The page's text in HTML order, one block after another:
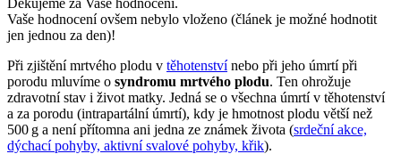
Vaše hodnocení ovšem nebylo vloženo (článek je možné hodnotit
jen jednou za den)!
Při zjištění mrtvého plodu v těhotenstvínebo při jeho úmrtí při
porodu mluvíme o syndromu mrtvého plodu. Ten ohrožuje
zdravotní stav i život matky. Jedná se o všechna úmrtí v těhotenství
a za porodu (intrapartální úmrtí), kdy je hmotnost plodu větší než
500 g a není přítomna ani jedna ze známek života (srdeční akce,
dýchací pohyby, aktivní svalové pohyby, křik).